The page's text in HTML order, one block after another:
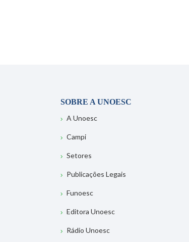
SOBRE A UNOESC
A Unoesc
Campi
Setores
Publicações Legais
Funoesc
Editora Unoesc
Rádio Unoesc